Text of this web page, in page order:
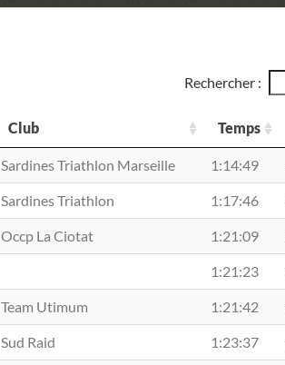
Rechercher :
Club Temps
Club Temps
Sardines Triathlon Marseille 1:14:49
Sardines Triathlon 1:17:46
Occp La Ciotat 1:21:09
1:21:23
Team Utimum 1:21:42
Sud Raid 1:23:37